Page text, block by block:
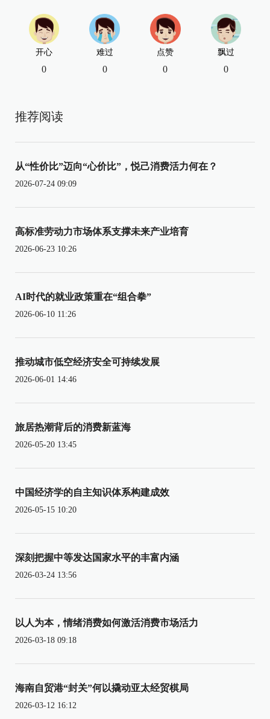
开心
0
难过
0
点赞
0
飘过
0
推荐阅读
从“性价比”迈向“心价比”，悦己消费活力何在？
2026-07-24 09:09
高标准劳动力市场体系支撑未来产业培育
2026-06-23 10:26
AI时代的就业政策重在“组合拳”
2026-06-10 11:26
推动城市低空经济安全可持续发展
2026-06-01 14:46
旅居热潮背后的消费新蓝海
2026-05-20 13:45
中国经济学的自主知识体系构建成效
2026-05-15 10:20
深刻把握中等发达国家水平的丰富内涵
2026-03-24 13:56
以人为本，情绪消费如何激活消费市场活力
2026-03-18 09:18
海南自贸港“封关”何以撬动亚太经贸棋局
2026-03-12 16:12